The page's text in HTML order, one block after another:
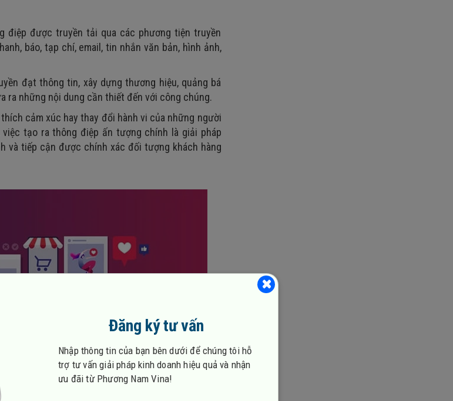
điệp được truyền tải qua các phương tiện truyền
báo, tạp chí, email, tin nhắn văn bản, hình ảnh,
đạt thông tin, xây dựng thương hiệu, quảng bá
ra những nội dung cần thiết đến với công chúng.
cảm xúc hay thay đổi hành vi của những người
việc tạo ra thông điệp ấn tượng chính là giải pháp
và tiếp cận được chính xác đối tượng khách hàng
Đăng ký tư vấn
Nhập thông tin của bạn bên dưới để chúng tôi hỗ
trợ tư vấn giải pháp kinh doanh hiệu quả và nhận
ưu đãi từ Phương Nam Vina!